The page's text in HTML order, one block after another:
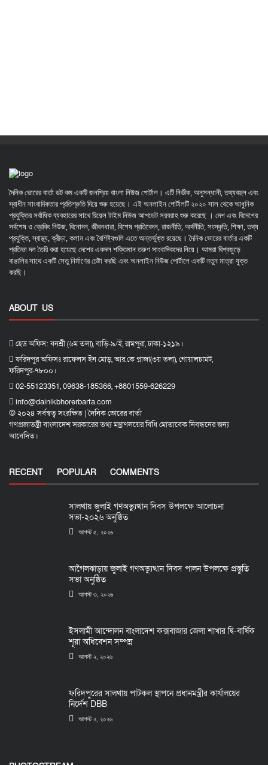
দৈনিক ভোরের বার্তা ডট কম একটি জনপ্রিয় বাংলা নিউজ পোর্টাল। এটি নির্ভীক, অনুসন্ধানী, তথ্যবহুল এবং
স্বাধীন সাংবাদিকতার প্রতিশ্রুতি দিয়ে শুরু হয়েছে। এই অনলাইন পোর্টালটি ২০২০ সাল থেকে আধুনিক
প্রযুক্তির সর্বাধিক ব্যবহারের সাথে রিয়েল টাইম নিউজ আপডেট সরবরাহ শুরু করেছে । দেশ এবং বিদেশের
সর্বশেষ ও ব্রেকিং নিউজ, বিনোদন, জীবনধারা, বিশেষ প্রতিবেদন, রাজনীতি, অর্থনীতি, সংস্কৃতি, শিক্ষা, তথ্য
প্রযুক্তি, স্বাস্থ্য, ক্রীড়া, কলাম এবং বৈশিষ্ট্যগুলি এতে অন্তর্ভুক্ত রয়েছে। দৈনিক ভোরের বার্তার একটি
প্রতিভা দল তৈরি করা হয়েছে দেশের একদল শক্তিমান তরুণ সাংবাদিকদের নিয়ে। আমরা বিশ্বজুড়ে
বাঙালির সাথে একটি সেতু নির্মাণের চেষ্টা করছি এবং অনলাইন নিউজ পোর্টালে একটি নতুন মাত্রা যুক্ত
করছি।
ABOUT US
হেড অফিস: বনশ্রী (৬ম তলা), বাড়ি-৯/ই, রামপুরা, ঢাকা-১২১৯।
ফরিদপুর অফিসঃ রাফেলস ইন মোড়, আর.কে প্লাজা(৩য় তলা), গোয়ালচামট,
ফরিদপুর-৭৮০০।
02-55123351, 09638-185366, +8801559-626229
info@dainikbhorerbarta.com
© ২০২৪ সর্বস্বত্ব সংরক্ষিত | দৈনিক ভোরের বার্তা
গণপ্রজাতন্ত্রী বাংলাদেশ সরকারের তথ্য মন্ত্রাণলয়ের বিধি মোতাবেক নিবন্ধনের জন্য
আবেদিত।
RECENT POPULAR COMMENTS
সালথায় জুলাই গণঅভ্যুত্থান দিবস উপলক্ষে আলোচনা
সভা-২০২৬ অনুষ্ঠিত
আগস্ট ৫, ২০২৬
আগৈলঝাড়ায় জুলাই গণঅভ্যুত্থান দিবস পালন উপলক্ষে প্রস্তুতি
সভা অনুষ্ঠিত
আগস্ট ৩, ২০২৬
ইসলামী আন্দোলন বাংলাদেশ কক্সবাজার জেলা শাখার দ্বি-বার্ষিক
শূরা অধিবেশন সম্পন্ন
আগস্ট ২, ২০২৬
ফরিদপুরের সালথায় পাটকল স্থাপনে প্রধানমন্ত্রীর কার্যালয়ের
নির্দেশ DBB
আগস্ট ২, ২০২৬